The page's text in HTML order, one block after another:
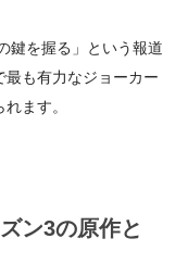
鍵を握る」という報道
最も有力なジョーカー
ます。
ン3の原作と